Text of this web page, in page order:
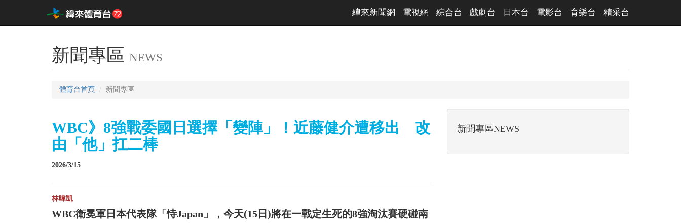
緯來新聞網 電視網 綜合台 戲劇台 日本台 電影台 育樂台 精采台
新聞專區 NEWS
體育台首頁 新聞專區
WBC》8強戰委國日選擇「變陣」！近藤健介遭移出 改
由「他」扛二棒
2026/3/15
林暐凱
WBC衛冕軍日本代表隊「恃Japan」，今天(15日)將在一戰定生死的8強淘汰賽硬碰南
新聞專區NEWS